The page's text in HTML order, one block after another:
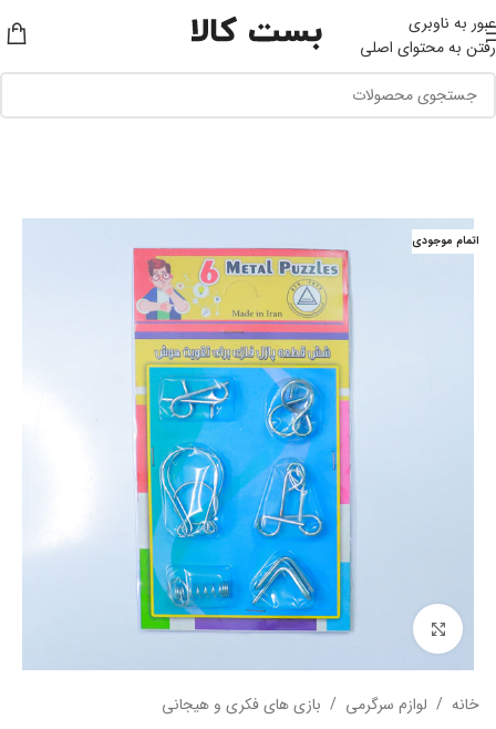
عبور به ناوبری
رفتن به محتوای اصلی
اتمام موجودی
بزرگنمایی تصویر
خانه / لوازم سرگرمی / بازی های فکری و هیجانی